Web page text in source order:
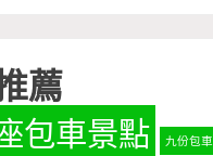
薦
包車景點 九份包車